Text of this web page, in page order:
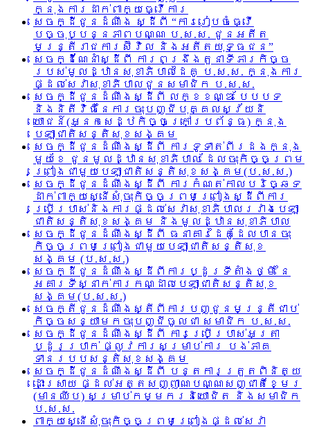
ក្នុងការដាក់ពាក្យធ្វើការ
សេចក្ដីជូនដំណឹង ស្ដីពី “ការរៀបចំធ្វើ
បច្ចុប្បន្នភាពបណ្ណ ប.ស.ស. ជូនអតីត
មន្ត្រីរាជការស៊ីវិល និងអតីតយុទ្ធជន”
សេចក្ដីណែនាំស្ដីពី ការពង្រឹងតួនាទីភារកិច្ច
របស់មូលដ្ឋានសុខាភិបាលដៃគូ ប.­ស.ស. ក្នុងការ
ផ្ដល់សេវាសុខាភិបាលជូនសមាជិក ប.ស.ស.
សេចក្ដីជូនដំណឹងស្ដីពី លក្ខខណ្ឌ បែបបទ
និងនិតីវិធីនៃការចុះបញ្ជីបុគ្គលស្វ័យនិ
យោជន៍(អ្នកសេដ្ឋកិច្ចក្រៅប្រព័ន្ធ) ក្នុង
បេឡាជាតិសន្តិសុខសង្គម
សេចក្ដីជូនដំណឹងស្ដីពី ការទូទាត់ពីរដងក្នុង
មួយខែ ជូនមូលដ្ឋានសុខាភិបាល ដែលចុះកិច្ចព្រម
ព្រៀងជាមួយបេឡាជាតិសន្តិសុខសង្គម(ប.ស.ស.)
សេចក្ដីជូនដំណឹងស្ដីពី ការកំណត់កាលបរិច្ឆេទ
ដាក់ពាក្យស្នើសុំចុះកិច្ចព្រមព្រៀងស្ដីពីការ
ប្រើប្រាស់និងការផ្ដល់សេវាសុខាភិបាលរវាងបេឡា
ជាតិសន្តិសុខសង្គម និងមូលដ្ឋានសុខាភិបាល
សេចក្ដីជូនដំណឹងស្ដីពី ធនាគារដៃគូដែលបានចុះ
កិច្ចព្រមព្រៀងជាមួយបេឡាជាតិសន្តិសុខ
សង្គម (ប.ស.ស.)
សេចក្ដីជូនដំណឹងស្ដីពីការប្ដូរទីតាំងថ្មី នៃ
អគារទីស្នាក់ការកណ្ដាលបេឡាជាតិសន្តិសុខ
សង្គម(ប.ស.ស.)
សេចក្តីជូនដំណឹងស្តីពីការបញ្ជូនមន្រ្តីជាប់
កិច្ចសន្យាមកចុះបញ្ជីចូលជា សមាជិក ប.ស.ស.
សេចក្ដីជូនដំណឹងស្ដីពី ការប្រើប្រាស់អត្រា
ប្ដូរប្រាក់ ផ្លូវការសម្រាប់ការ បង់ភាគ
ទានរបបសន្តិសុខសង្គម
សេចក្ដីជូនដំណឹងស្ដីពី បន្តការត្រួតពិនិត្យ
ដោះស្រាយ ផ្ដល់អត្តសញ្ញាណបណ្ណសញ្ជាតិខ្មែរ
(មានឈីប) សម្រាប់កម្មករនិយោជិត និងសមាជិក
ប.ស.ស.
ពាក្យស្នើសុំចុះកិច្ចព្រមព្រៀងផ្ដល់សេវា